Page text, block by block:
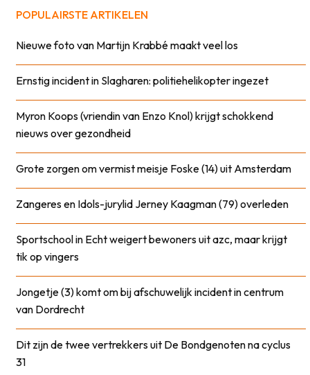
POPULAIRSTE ARTIKELEN
Nieuwe foto van Martijn Krabbé maakt veel los
Ernstig incident in Slagharen: politiehelikopter ingezet
Myron Koops (vriendin van Enzo Knol) krijgt schokkend
nieuws over gezondheid
Grote zorgen om vermist meisje Foske (14) uit Amsterdam
Zangeres en Idols-jurylid Jerney Kaagman (79) overleden
Sportschool in Echt weigert bewoners uit azc, maar krijgt
tik op vingers
Jongetje (3) komt om bij afschuwelijk incident in centrum
van Dordrecht
Dit zijn de twee vertrekkers uit De Bondgenoten na cyclus
31